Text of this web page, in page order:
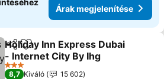
Árak megjelenítése
Megosztás
Hozzáadás a kedvencekhez
Holiday Inn Express Dubai
- Internet City By Ihg
Árak megjelenítése
3 Kategória
8,7 Kiváló
15 602